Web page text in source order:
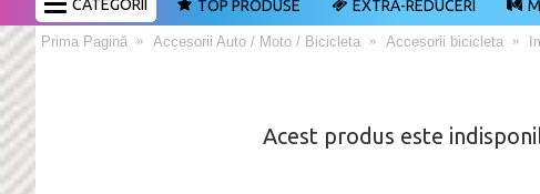
CATEGORII TOP PRODUSE EXTRA-REDUCERI
Prima Pagină Accesorii Auto / Moto / Bicicleta Accesorii bicicleta
Acest produs este